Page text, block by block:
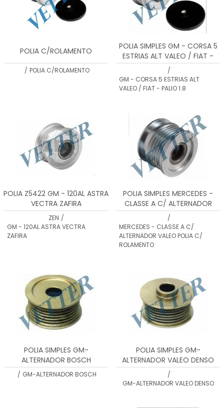
POLIA C/ROLAMENTO
/ POLIA C/ROLAMENTO
POLIA SIMPLES GM - CORSA 5
ESTRIAS ALT VALEO / FIAT -
PALIO 1.8
/
GM - CORSA 5 ESTRIAS ALT
VALEO / FIAT - PALIO 1.8
POLIA Z5422 GM - 120AL ASTRA
VECTRA ZAFIRA
ZEN /
GM - 120AL ASTRA VECTRA
ZAFIRA
POLIA SIMPLES MERCEDES -
CLASSE A C/ ALTERNADOR
VALEO POLIA C/ ROLAMENTO
/
MERCEDES - CLASSE A C/
ALTERNADOR VALEO POLIA C/
ROLAMENTO
POLIA SIMPLES GM-
ALTERNADOR BOSCH
/ GM-ALTERNADOR BOSCH
POLIA SIMPLES GM-
ALTERNADOR VALEO DENSO
/
GM-ALTERNADOR VALEO DENSO